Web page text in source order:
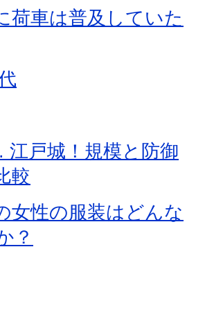
荷車は普及していた
江戸城！規模と防御
較
女性の服装はどんな
？